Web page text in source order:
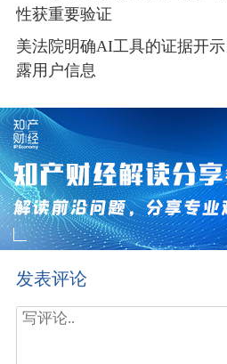
性获重要验证
美法院明确AI工具的证据开
露用户信息
发表评论